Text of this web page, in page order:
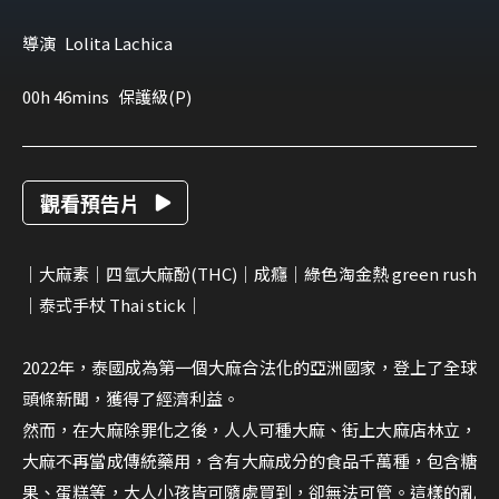
導演 Lolita Lachica
00h 46mins 保護級(P)
觀看預告片
｜大麻素｜四氫大麻酚(THC)｜成癮｜綠色淘金熱 green rush
｜泰式手杖 Thai stick｜
2022年，泰國成為第一個大麻合法化的亞洲國家，登上了全球
頭條新聞，獲得了經濟利益。
然而，在大麻除罪化之後，人人可種大麻、街上大麻店林立，
大麻不再當成傳統藥用，含有大麻成分的食品千萬種，包含糖
果、蛋糕等，大人小孩皆可隨處買到，卻無法可管。這樣的亂